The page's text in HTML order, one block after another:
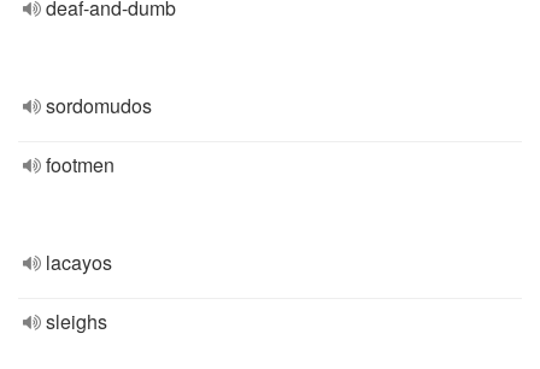
deaf-and-dumb
sordomudos
footmen
lacayos
sleighs